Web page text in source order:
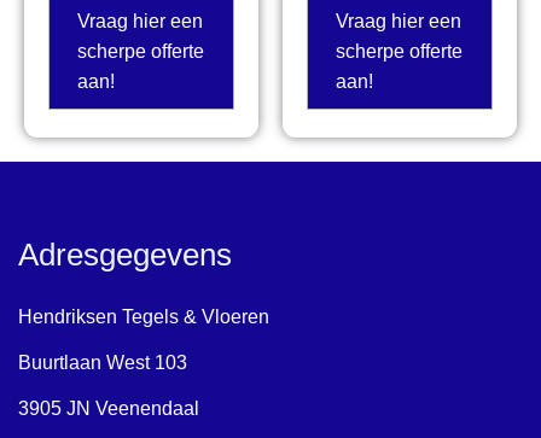
Vraag hier een
scherpe offerte
aan!
Vraag hier een
scherpe offerte
aan!
Adresgegevens
Hendriksen Tegels & Vloeren
Buurtlaan West 103
3905 JN Veenendaal